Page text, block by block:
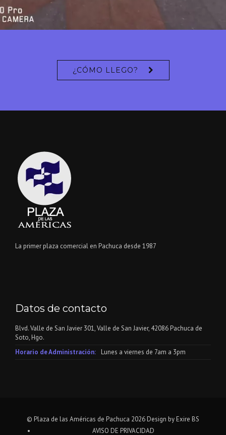
¿CÓMO LLEGO?
La primer plaza comercial en Pachuca desde 1987
Datos de contacto
Blvd. Valle de San Javier 301, Valle de San Javier, 42086 Pachuca de
Soto, Hgo.
Horario de Administración:
Lunes a viernes de 7am a 3pm
© Plaza de las Américas de Pachuca 2026Design by Exire BS
AVISO DE PRIVACIDAD